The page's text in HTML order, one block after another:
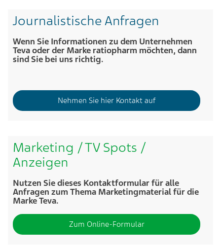
Journalistische Anfragen
Wenn Sie Informationen zu dem Unternehmen
Teva oderder Marke ratiopharm möchten, dann
sind Sie bei uns richtig.
Nehmen Sie hier Kontakt auf
Marketing / TV Spots /
Anzeigen
Nutzen Sie dieses Kontaktformular für alle
Anfragen zum Thema Marketingmaterial für die
Marke Teva.
Zum Online-Formular